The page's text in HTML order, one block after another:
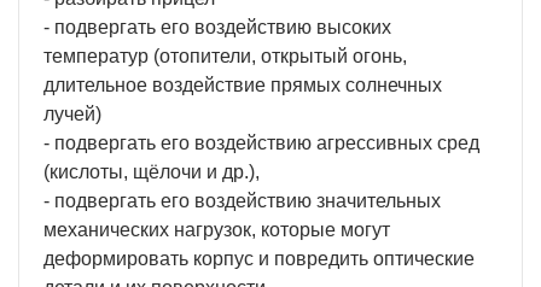
- подвергать его воздействию высоких
температур (отопители, открытый огонь,
длительное воздействие прямых солнечных
лучей)
- подвергать его воздействию агрессивных сред
(кислоты, щёлочи и др.),
- подвергать его воздействию значительных
механических нагрузок, которые могут
деформировать корпус и повредить оптические